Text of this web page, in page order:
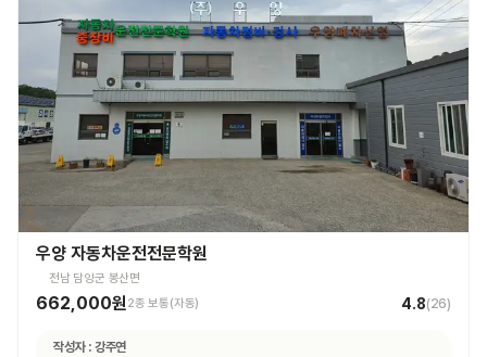
우양 자동차운전전문학원
전남 담양군 봉산면
662,000원 2종 보통(자동) 4.8(26)
작성자 : 강주연